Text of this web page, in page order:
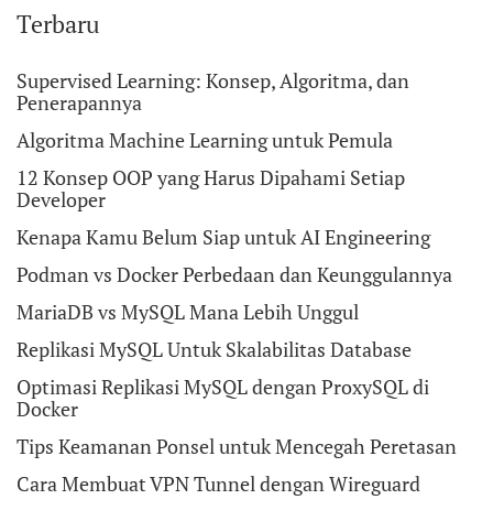
Terbaru
Supervised Learning: Konsep, Algoritma, dan
Penerapannya
Algoritma Machine Learning untuk Pemula
12 Konsep OOP yang Harus Dipahami Setiap
Developer
Kenapa Kamu Belum Siap untuk AI Engineering
Podman vs Docker Perbedaan dan Keunggulannya
MariaDB vs MySQL Mana Lebih Unggul
Replikasi MySQL Untuk Skalabilitas Database
Optimasi Replikasi MySQL dengan ProxySQL di
Docker
Tips Keamanan Ponsel untuk Mencegah Peretasan
Cara Membuat VPN Tunnel dengan Wireguard